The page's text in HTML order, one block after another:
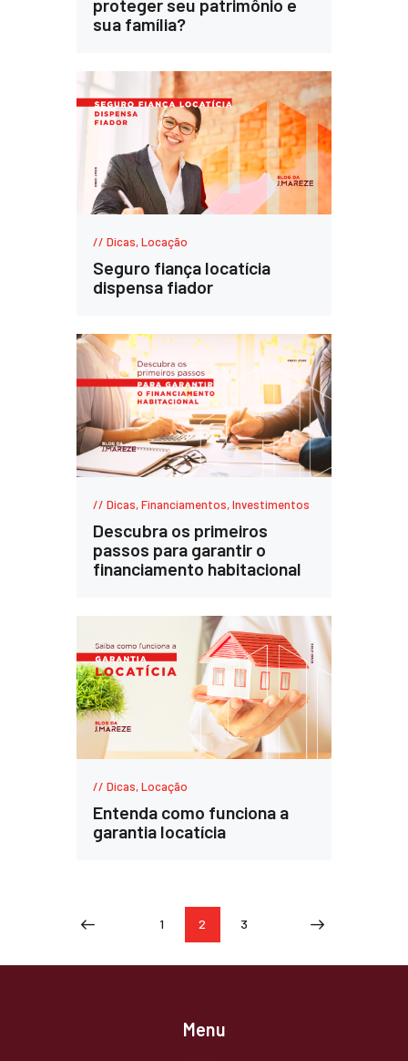
sua família?
Dicas,Locação
Seguro fiança locatícia
dispensa fiador
Dicas,Financiamentos,Investimentos
Descubra os primeiros
passos para garantir o
financiamento habitacional
Dicas,Locação
Entenda como funciona a
garantia locatícia
de
PAGE
1 PAGE
2 PAGE
3
Menu